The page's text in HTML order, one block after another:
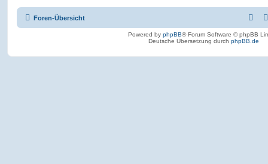
Foren-Übersicht
Powered by phpBB® Forum Software © phpBB
Deutsche Übersetzung durch phpBB.de